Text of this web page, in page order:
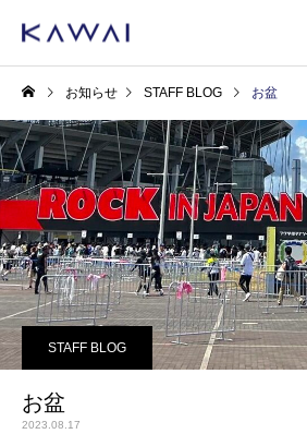
お知らせ STAFF BLOG お盆
STAFF BLOG
お盆
2023.08.17